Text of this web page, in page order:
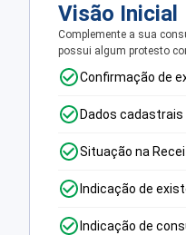
Visão Inicial
Complemente a sua
possui algum protesto
Confirmação de
Dados
Situação na
Indicação de
Indicação de